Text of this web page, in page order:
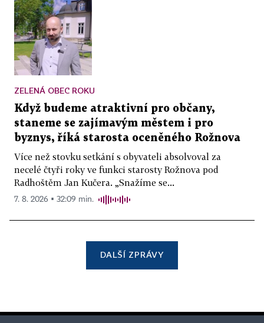
ZELENÁ OBEC ROKU
Když budeme atraktivní pro občany,
staneme se zajímavým městem i pro
byznys, říká starosta oceněného Rožnova
Více než stovku setkání s obyvateli absolvoval za
necelé čtyři roky ve funkci starosty Rožnova pod
Radhoštěm Jan Kučera. „Snažíme se...
7. 8. 2026 ▪ 32:09 min.
DALŠÍ ZPRÁVY